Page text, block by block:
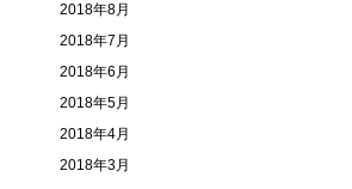
2018年8月
2018年7月
2018年6月
2018年5月
2018年4月
2018年3月